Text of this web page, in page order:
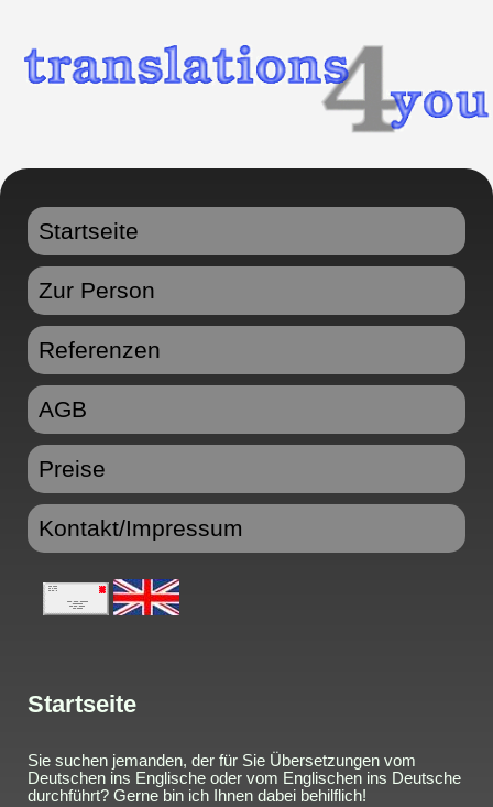
Startseite
Zur Person
Referenzen
AGB
Preise
Kontakt/Impressum
Startseite
Sie suchen jemanden, der für Sie Übersetzungen vom
Deutschen ins Englische oder vom Englischen ins Deutsche
durchführt? Gerne bin ich Ihnen dabei behilflich!